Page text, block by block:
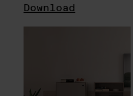
Download